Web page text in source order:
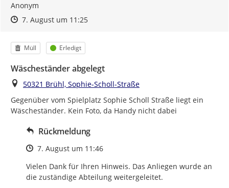
Anonym
Zeitpunkt des Erstellens
Zeitpunkt des Erstellens
7. August um 11:25Zur Äußerung
Kategorie
Müll Status
Erledigt
Wäscheständer abgelegt
Ort
50321 Brühl, Sophie-Scholl-Straße
Gegenüber vom Spielplatz Sophie Scholl Straße liegt ein
Wäscheständer. Kein Foto, da Handy nicht dabei
Rückmeldung
Zeitpunkt des Erstellens
7. August um 11:46
Vielen Dank für Ihren Hinweis. Das Anliegen wurde an
die zuständige Abteilung weitergeleitet.